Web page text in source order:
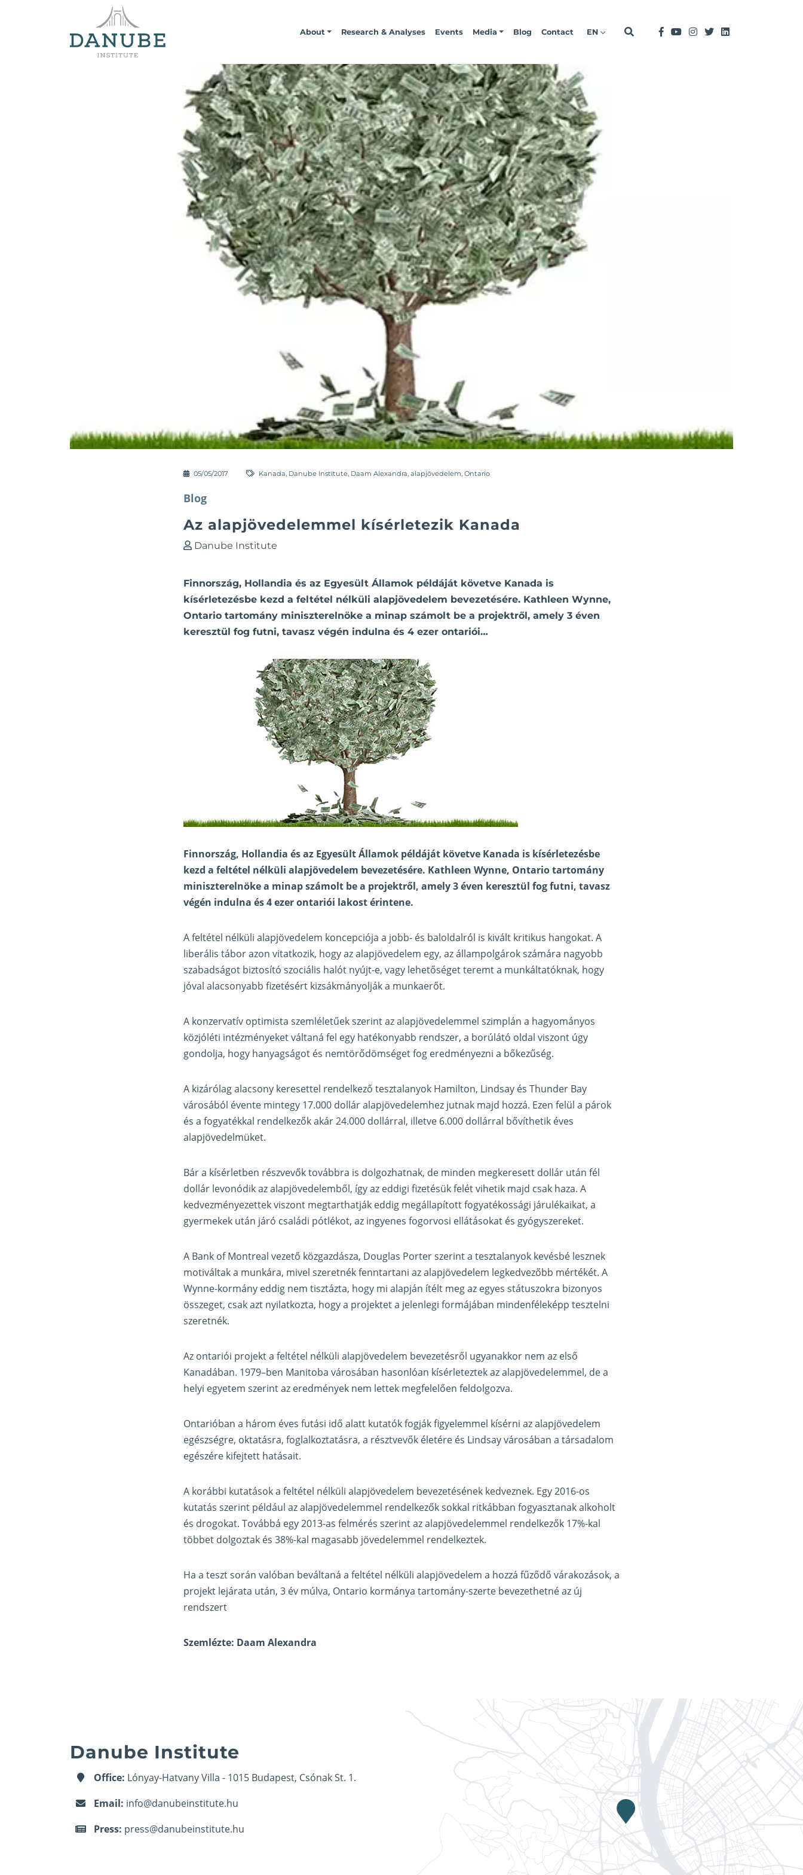
About Research & Analyses Events Media Blog Contact EN
05/05/2017 Kanada Danube Institute Daam Alexandra alapjövedelem Ontario
Blog
Az alapjövedelemmel kísérletezik Kanada
Danube Institute
Finnország, Hollandia és az Egyesült Államok példáját követve Kanada is
kísérletezésbe kezd a feltétel nélküli alapjövedelem bevezetésére. Kathleen Wynne,
Ontario tartomány miniszterelnöke a minap számolt be a projektről, amely 3 éven
keresztül fog futni, tavasz végén indulna és 4 ezer ontariói…
Finnország, Hollandia és az Egyesült Államok példáját követve Kanada is kísérletezésbe
kezd a feltétel nélküli alapjövedelem bevezetésére. Kathleen Wynne, Ontario tartomány
miniszterelnöke a minap számolt be a projektről, amely 3 éven keresztül fog futni, tavasz
végén indulna és 4 ezer ontariói lakost érintene.
A feltétel nélküli alapjövedelem koncepciója a jobb- és baloldalról is kivált kritikus hangokat. A
liberális tábor azon vitatkozik, hogy az alapjövedelem egy, az állampolgárok számára nagyobb
szabadságot biztosító szociális halót nyújt-e, vagy lehetőséget teremt a munkáltatóknak, hogy
jóval alacsonyabb fizetésért kizsákmányolják a munkaerőt.
A konzervatív optimista szemléletűek szerint az alapjövedelemmel szimplán a hagyományos
közjóléti intézményeket váltaná fel egy hatékonyabb rendszer, a borúlátó oldal viszont úgy
gondolja, hogy hanyagságot és nemtörődömséget fog eredményezni a bőkezűség.
A kizárólag alacsony keresettel rendelkező tesztalanyok Hamilton, Lindsay és Thunder Bay
városából évente mintegy 17.000 dollár alapjövedelemhez jutnak majd hozzá. Ezen felül a párok
és a fogyatékkal rendelkezők akár 24.000 dollárral, illetve 6.000 dollárral bővíthetik éves
alapjövedelmüket.
Bár a kísérletben részvevők továbbra is dolgozhatnak, de minden megkeresett dollár után fél
dollár levonódik az alapjövedelemből, így az eddigi fizetésük felét vihetik majd csak haza. A
kedvezményezettek viszont megtarthatják eddig megállapított fogyatékossági járulékaikat, a
gyermekek után járó családi pótlékot, az ingyenes fogorvosi ellátásokat és gyógyszereket.
A Bank of Montreal vezető közgazdásza, Douglas Porter szerint a tesztalanyok kevésbé lesznek
motiváltak a munkára, mivel szeretnék fenntartani az alapjövedelem legkedvezőbb mértékét. A
Wynne-kormány eddig nem tisztázta, hogy mi alapján ítélt meg az egyes státuszokra bizonyos
összeget, csak azt nyilatkozta, hogy a projektet a jelenlegi formájában mindenféleképp tesztelni
szeretnék.
Az ontariói projekt a feltétel nélküli alapjövedelem bevezetésről ugyanakkor nem az első
Kanadában. 1979–ben Manitoba városában hasonlóan kísérleteztek az alapjövedelemmel, de a
helyi egyetem szerint az eredmények nem lettek megfelelően feldolgozva.
Ontarióban a három éves futási idő alatt kutatók fogják figyelemmel kísérni az alapjövedelem
egészségre, oktatásra, foglalkoztatásra, a résztvevők életére és Lindsay városában a társadalom
egészére kifejtett hatásait.
A korábbi kutatások a feltétel nélküli alapjövedelem bevezetésének kedveznek. Egy 2016-os
kutatás szerint például az alapjövedelemmel rendelkezők sokkal ritkábban fogyasztanak alkoholt
és drogokat. Továbbá egy 2013-as felmérés szerint az alapjövedelemmel rendelkezők 17%-kal
többet dolgoztak és 38%-kal magasabb jövedelemmel rendelkeztek.
Ha a teszt során valóban beváltaná a feltétel nélküli alapjövedelem a hozzá fűződő várakozások, a
projekt lejárata után, 3 év múlva, Ontario kormánya tartomány-szerte bevezethetné az új
rendszert
Szemlézte: Daam Alexandra
Danube Institute
Office: Lónyay-Hatvany Villa - 1015 Budapest, Csónak St. 1.
Email: info@danubeinstitute.hu
Press: press@danubeinstitute.hu